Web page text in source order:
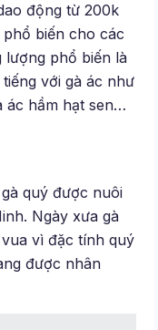
động từ 200k
biến cho các
lượng phổ biến là
với gà ác như
ác hầm hạt sen…
quý được nuôi
Ngày xưa gà
vì đặc tính quý
được nhân